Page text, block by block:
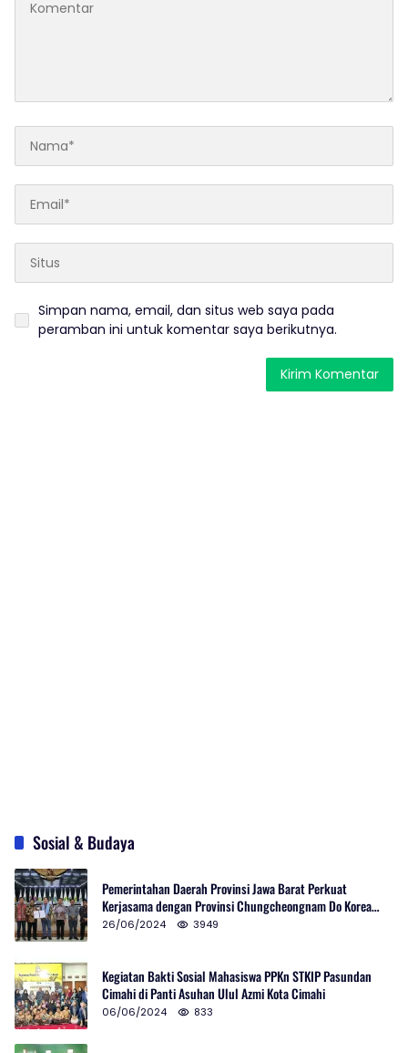
Simpan nama, email, dan situs web saya pada
peramban ini untuk komentar saya berikutnya.
Sosial & Budaya
Pemerintahan Daerah Provinsi Jawa Barat Perkuat
Kerjasama dengan Provinsi Chungcheongnam Do Korea
Selatan
26/06/2024 3949
Kegiatan Bakti Sosial Mahasiswa PPKn STKIP Pasundan
Cimahi di Panti Asuhan Ulul Azmi Kota Cimahi
06/06/2024 833